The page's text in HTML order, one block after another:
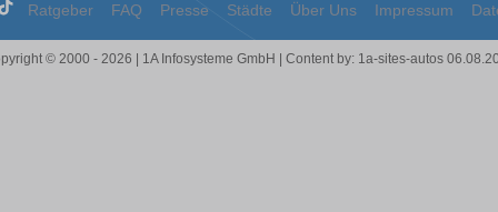
Ratgeber FAQ Presse Städte Über Uns Impressum
© 2000 - 2026 | 1A Infosysteme GmbH | Content by: 1a-sites-autos